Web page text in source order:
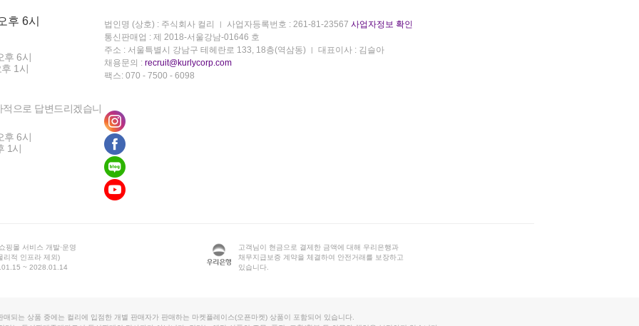
후 6시
후 6시
1시
으로 답변드리겠습니
후 6시
1시
법인명 (상호) : 주식회사 컬리 사업자등록번호 : 261-81-23567 사업자정보 확인
통신판매업 : 제 2018-서울강남-01646 호
주소 : 서울특별시 강남구 테헤란로 133, 18층(역삼동)
대표이사 : 김슬아
채용문의 : recruit@kurlycorp.com
팩스: 070 - 7500 - 6098
핑몰 서비스 개발·운영
리적 인프라 제외)
~ 2028.01.14
고객님이 현금으로 결제한 금액에 대해 우리은행과
채무지급보증 계약을 체결하여 안전거래를 보장하고
있습니다.
매되는 상품 중에는 컬리에 입점한 개별 판매자가 판매하는 마켓플레이스(오픈마켓) 상품이 포함되어 있습니다.